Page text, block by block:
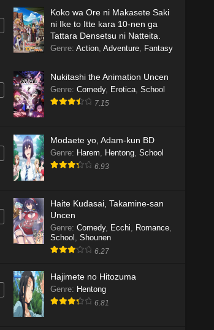
Koko wa Ore ni Makasete Saki
ni Ike to Itte kara 10-nen ga
Tattara Densetsu ni Natteita.
Genre: Action, Adventure, Fantasy
Nukitashi the Animation Uncen
Genre: Comedy, Erotica, School
7.15
Modaete yo, Adam-kun BD
Genre: Harem, Hentong, School
6.93
Haite Kudasai, Takamine-san
Uncen
Genre: Comedy, Ecchi, Romance,
School , Shounen
6.27
Hajimete no Hitozuma
Genre: Hentong
6.81